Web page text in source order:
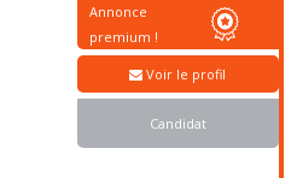
Annonce
premium !
Voir le profil
Candidat